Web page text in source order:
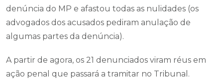
denúncia do MP e afastou todas as nulidades (os
advogados dos acusados pediram anulação de
algumas partes da denúncia).
A partir de agora, os 21 denunciados viram réus em
ação penal que passará a tramitar no Tribunal.